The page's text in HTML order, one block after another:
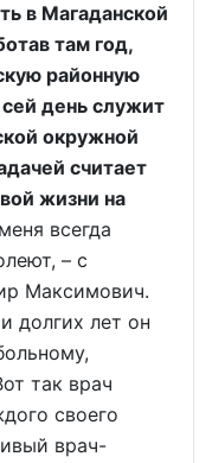
в Магаданской
там год,
районную
день служит
окружной
считает
жизни на
всегда
– с
Максимович.
долгих лет он
так врач
своего
врач-